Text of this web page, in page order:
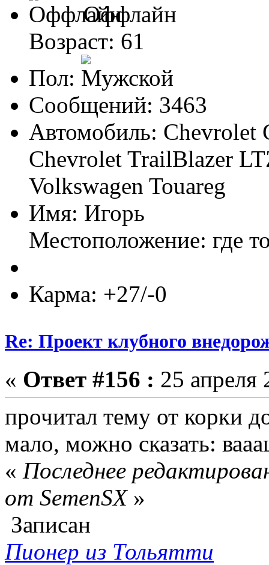
Оффлайн
Возраст: 61
Пол:
Сообщений: 3463
Автомобиль: Chevrolet
Chevrolet TrailBlazer
Volkswagen Touareg
Имя: Игорь
Местоположение: где
Карма: +27/-0
Re: Проект клубного
« Ответ #156 : 25 апреля
прочитал тему от корки
мало, можно сказать:
« Последнее
от SemenSX»
Записан
Пионер из Тольятти